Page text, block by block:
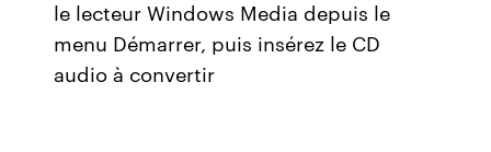
le lecteur Windows Media depuis le
menu Démarrer, puis insérez le CD
audio à convertir